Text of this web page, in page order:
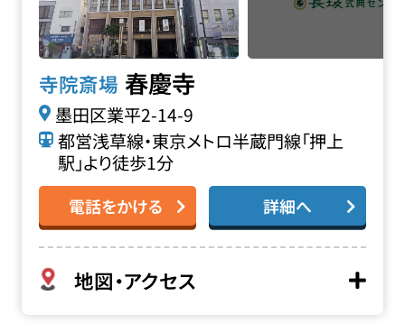
寺院斎場 春慶寺
墨田区業平2-14-9
都営浅草線・東京メトロ半蔵門線「押上
駅」より徒歩1分
電話をかける 詳細へ
地図・アクセス